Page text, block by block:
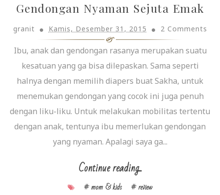
Gendongan Nyaman Sejuta Emak
granit Kamis, Desember 31, 2015 2 Comments
Ibu, anak dan gendongan rasanya merupakan suatu
kesatuan yang ga bisa dilepaskan. Sama seperti
halnya dengan memilih diapers buat Sakha, untuk
menemukan gendongan yang cocok ini juga penuh
dengan liku-liku. Untuk melakukan mobilitas tertentu
dengan anak, tentunya ibu memerlukan gendongan
yang nyaman. Apalagi saya ga...
Continue reading...
# mom & kids # review